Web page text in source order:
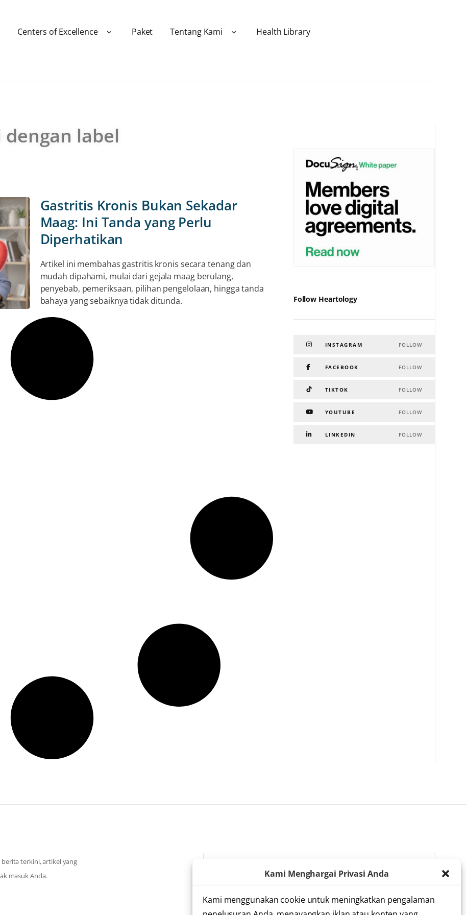
Kami Menghargai Privasi Anda
Kami menggunakan cookie untuk meningkatkan pengalaman
Centers of Excellence Paket Tentang Kami Health Library
label
Gastritis Kronis Bukan Sekadar
Maag: Ini Tanda yang Perlu
Diperhatikan
Artikel ini membahas gastritis kronis secara tenang dan
mudah dipahami, mulai dari gejala maag berulang,
penyebab, pemeriksaan, pilihan pengelolaan, hingga tanda
bahaya yang sebaiknya tidak ditunda.
Follow Heartology
INSTAGRAM FOLLOW
FACEBOOK FOLLOW
TIKTOK FOLLOW
YOUTUBE FOLLOW
LINKEDIN FOLLOW
terkini, artikel yang
masuk Anda.